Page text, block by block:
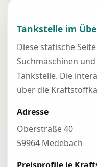
Tankstelle im
Diese statische
Suchmaschinen
Tankstelle. Die
über die
Adresse
Oberstraße 40
59964 Medebach